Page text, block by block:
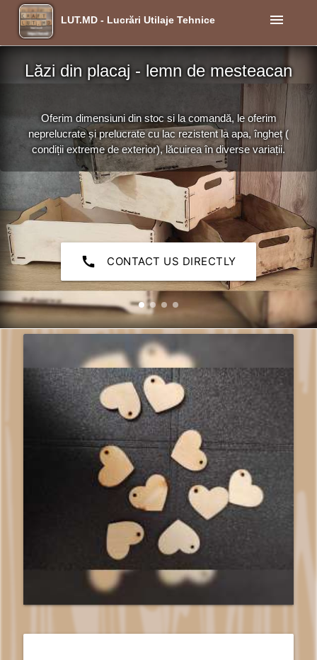
LUT.MD - Lucrări Utilaje Tehnice menu
call CONTACT US DIRECTLY
Lăzi din placaj - lemn de mesteacan
Oferim dimensiuni din stoc si la comandă, le oferim
neprelucrate și prelucrate cu lac rezistent la apa, îngheț (
condiții extreme de exterior), lăcuirea în diverse variații.